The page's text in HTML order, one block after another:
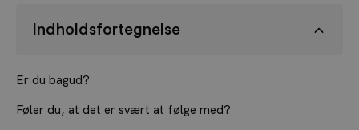
Indholdsfortegnelse
Er du bagud?
Føler du, at det er svært at følge med?